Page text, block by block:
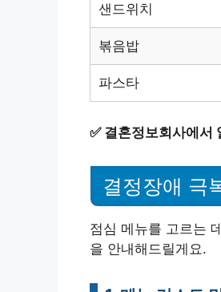
샌드위치
볶음밥
파스타
✅ 결혼정보회사에서
결정장애 극
점심 메뉴를 고르는
을 안내해드릴게요.